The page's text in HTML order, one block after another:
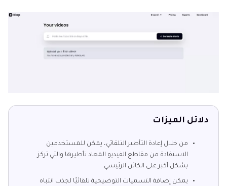
دلائل الميزات
من خلال إعادة التأطير التلقائي، يمكن للمستخدمين
الاستفادة من مقاطع الفيديو المعاد تأطيرها والتي تركز
بشكل أكبر على الكائن الرئيسي.
يمكن إضافة التسميات التوضيحية تلقائيًا لجذب انتباه